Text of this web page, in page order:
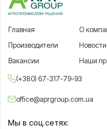
Главная
О
Производители
Новости
Вакансии
Наши
(+380) 67-317-79-93
office@aprgroup.com.ua
Мы в соц.сетях: